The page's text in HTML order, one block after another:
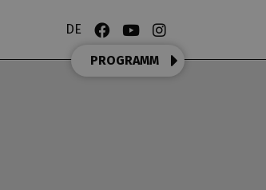
DE
PROGRAMM